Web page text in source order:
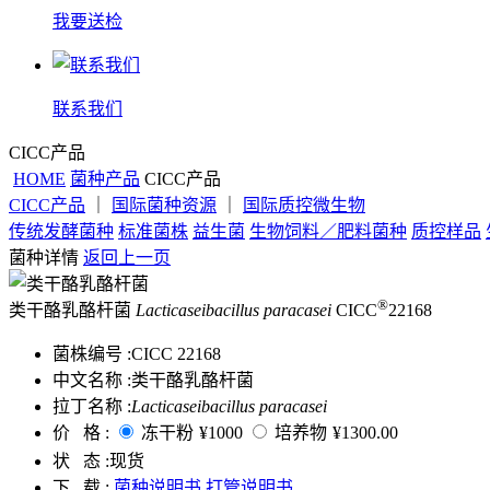
我要送检
联系我们
CICC产品
HOME 菌种产品 CICC产品
CICC产品
国际菌种资源
国际质控微生物
传统发酵菌种 标准菌株 益生菌 生物饲料／肥料菌种 质控样品
菌种详情 返回上一页
类干酪乳酪杆菌 Lacticaseibacillus paracasei CICC®22168
菌株编号 :CICC 22168
中文名称 :类干酪乳酪杆菌
拉丁名称 :Lacticaseibacillus paracasei
价 格 :
冻干粉 ¥1000 培养物 ¥1300.00
状 态 :现货